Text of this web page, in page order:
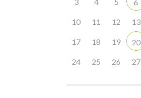
6
10 11 12 13
17 18 19 20
24 25 26 27